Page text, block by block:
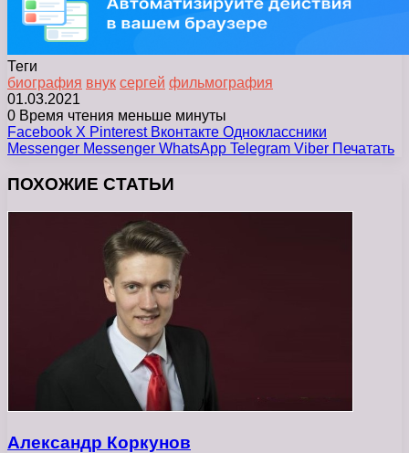
Теги
биография внук сергей фильмография
01.03.2021
0 Время чтения меньше минуты
Facebook X Pinterest Вконтакте Одноклассники
Messenger Messenger WhatsApp Telegram Viber Печатать
ПОХОЖИЕ СТАТЬИ
Александр Коркунов